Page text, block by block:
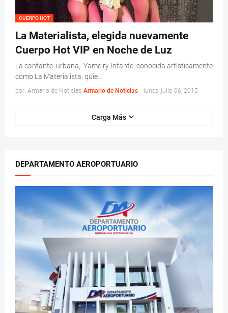
CUERPO HOT
La Materialista, elegida nuevamente
La cantante urbana, Yameiry Infante, conocida artísticamente
como La Materialista, quie…
por: Armario de Noticias Armario de Noticias - lunes, julio 06, 2015
Carga Más
DEPARTAMENTO AEROPORTUARIO